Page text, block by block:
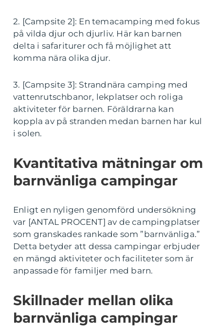
2. [Campsite 2]: En temacamping med fokus
på vilda djur och djurliv. Här kan barnen
delta i safariturer och få möjlighet att
komma nära olika djur.
3. [Campsite 3]: Strandnära camping med
vattenrutschbanor, lekplatser och roliga
aktiviteter för barnen. Föräldrarna kan
koppla av på stranden medan barnen har kul
i solen.
Kvantitativa mätningar om
barnvänliga campingar
Enligt en nyligen genomförd undersökning
var [ANTAL PROCENT] av de campingplatser
som granskades rankade som ”barnvänliga.”
Detta betyder att dessa campingar erbjuder
en mängd aktiviteter och faciliteter som är
anpassade för familjer med barn.
Skillnader mellan olika
barnvänliga campingar